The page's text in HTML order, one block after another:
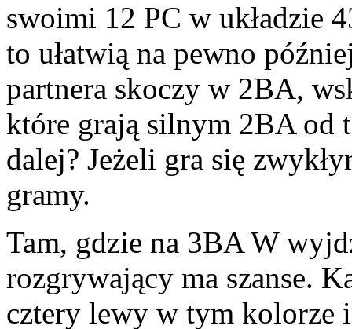
swoimi 12 PC w układzie
to ułatwią na pewno
partnera skoczy w 2BA,
które grają silnym 2BA od
dalej? Jeżeli gra się
gramy.
Tam, gdzie na 3BA W
rozgrywający ma szanse.
cztery lewy w tym kolorze